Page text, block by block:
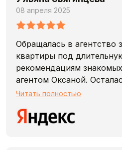
08 апреля 2025
Обращалась в
квартиры под
рекомендациям
агентом Оксаной.
проделанной работой.
необходимой
составила очень
Читать полностью